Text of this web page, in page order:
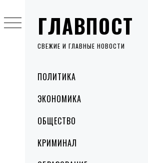
ГЛАВПОСТ
СВЕЖИЕ И ГЛАВНЫЕ НОВОСТИ
MenuПОЛИТИКА
ЭКОНОМИКА
ОБЩЕСТВО
КРИМИНАЛ
to
content